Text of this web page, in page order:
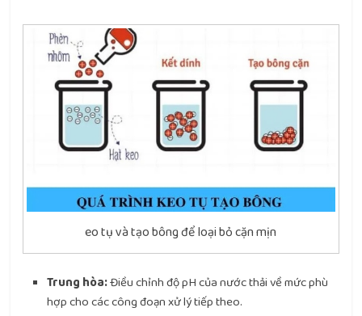
eo tụ và tạo bông để loại bỏ cặn mịn
Trung hòa:Điều chỉnh độ pH của nước thải về mức phù
hợp cho các công đoạn xử lý tiếp theo.